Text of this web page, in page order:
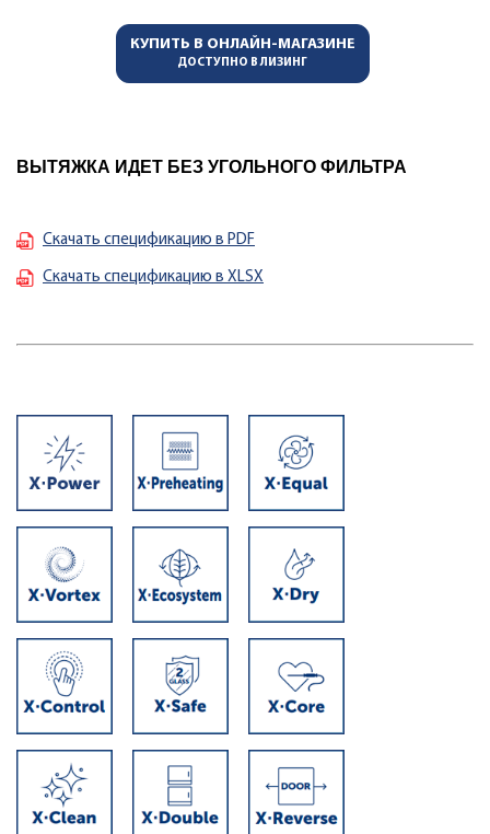
КУПИТЬ В ОНЛАЙН-МАГАЗИНЕ
ДОСТУПНО В ЛИЗИНГ
ВЫТЯЖКА ИДЕТ БЕЗ УГОЛЬНОГО ФИЛЬТРА
Скачать спецификацию в PDF
Скачать спецификацию в XLSX